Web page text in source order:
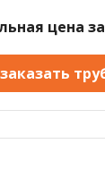
цена
заказать